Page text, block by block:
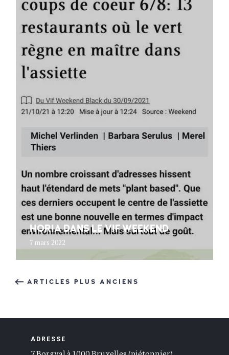
HORIA DANS LE VIF WEEKEND
7 mars 2022
ARTICLES PLUS ANCIENS
ADRESSE